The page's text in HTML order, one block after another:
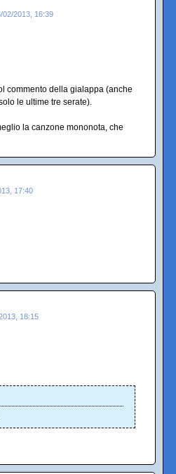
02/2013, 16:39
commento della gialappa (anche
le ultime tre serate).
la canzone mononota, che
17:40
18:15